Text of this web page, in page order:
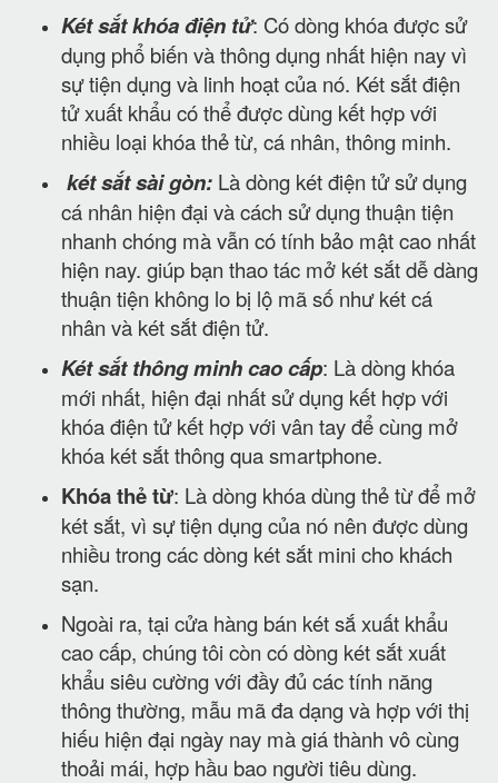
Két sắt khóa điện tử: Có dòng khóa được sử
dụng phổ biến và thông dụng nhất hiện nay vì
sự tiện dụng và linh hoạt của nó. Két sắt điện
tử xuất khẩu có thể được dùng kết hợp với
nhiều loại khóa thẻ từ, cá nhân, thông minh.
két sắt sài gòn: Là dòng két điện tử sử dụng
cá nhân hiện đại và cách sử dụng thuận tiện
nhanh chóng mà vẫn có tính bảo mật cao nhất
hiện nay. giúp bạn thao tác mở két sắt dễ dàng
thuận tiện không lo bị lộ mã số như két cá
nhân và két sắt điện tử.
Két sắt thông minh cao cấp: Là dòng khóa
mới nhất, hiện đại nhất sử dụng kết hợp với
khóa điện tử kết hợp với vân tay để cùng mở
khóa két sắt thông qua smartphone.
Khóa thẻ từ: Là dòng khóa dùng thẻ từ để mở
két sắt, vì sự tiện dụng của nó nên được dùng
nhiều trong các dòng két sắt mini cho khách
sạn.
Ngoài ra, tại cửa hàng bán két sắ xuất khẩu
cao cấp, chúng tôi còn có dòng két sắt xuất
khẩu siêu cường với đầy đủ các tính năng
thông thường, mẫu mã đa dạng và hợp với thị
hiếu hiện đại ngày nay mà giá thành vô cùng
thoải mái, hợp hầu bao người tiêu dùng.